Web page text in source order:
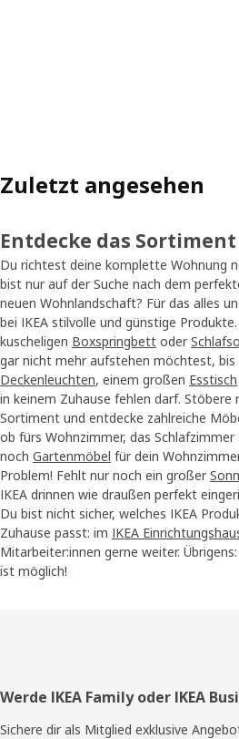
Zuletzt angesehen
Entdecke das Sortiment
Du richtest deine komplette Wohnung
bist nur auf der Suche nach dem
neuen Wohnlandschaft? Für das alles
bei IKEA stilvolle und günstige
kuscheligen Boxspringbett oder
gar nicht mehr aufstehen möchtest, bis
Deckenleuchten, einem großen Esstisch
in keinem Zuhause fehlen darf. Stöbere
Sortiment und entdecke zahlreiche
ob fürs Wohnzimmer, das Schlafzimmer
noch Gartenmöbel für dein
Problem! Fehlt nur noch ein großer
IKEA drinnen wie draußen perfekt
Du bist nicht sicher, welches IKEA
Zuhause passt: im IKEA
Mitarbeiter:innen gerne weiter.
ist möglich!
Fußzeile
Werde IKEA Family oder IKEA
Sichere dir als Mitglied exklusive